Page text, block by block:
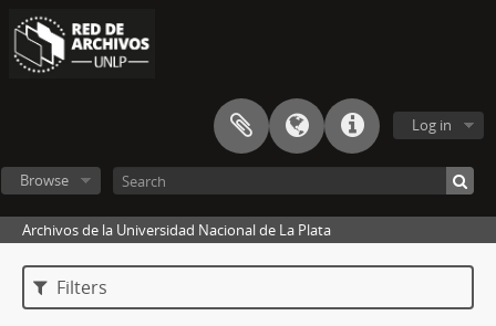
Log in
Browse
Archivos de la Universidad Nacional de La Plata
Filters